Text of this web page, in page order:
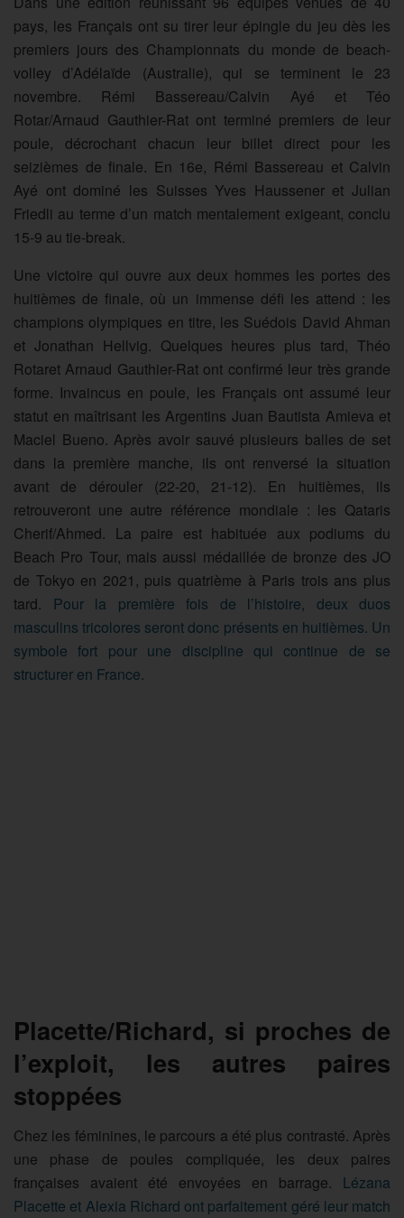
pays, les Français ont su tirer leur épingle du jeu dès les
premiers jours des Championnats du monde de beach-
volley d’Adélaïde (Australie), qui se terminent le 23
novembre. Rémi Bassereau/Calvin Ayé et Téo
Rotar/Arnaud Gauthier-Rat ont terminé premiers de leur
poule, décrochant chacun leur billet direct pour les
seizièmes de finale. En 16e, Rémi Bassereau et Calvin
Ayé ont dominé les Suisses Yves Haussener et Julian
Friedli au terme d’un match mentalement exigeant, conclu
15-9 au tie-break.
Une victoire qui ouvre aux deux hommes les portes des
huitièmes de finale, où un immense défi les attend : les
champions olympiques en titre, les Suédois David Ahman
et Jonathan Hellvig. Quelques heures plus tard, Théo
Rotaret Arnaud Gauthier-Rat ont confirmé leur très grande
forme. Invaincus en poule, les Français ont assumé leur
statut en maîtrisant les Argentins Juan Bautista Amieva et
Maciel Bueno. Après avoir sauvé plusieurs balles de set
dans la première manche, ils ont renversé la situation
avant de dérouler (22-20, 21-12). En huitièmes, ils
retrouveront une autre référence mondiale : les Qataris
Cherif/Ahmed. La paire est habituée aux podiums du
Beach Pro Tour, mais aussi médaillée de bronze des JO
de Tokyo en 2021, puis quatrième à Paris trois ans plus
tard. Pour la première fois de l’histoire, deux duos
masculins tricolores seront donc présents en huitièmes. Un
symbole fort pour une discipline qui continue de se
structurer en France.
Placette/Richard, si proches de
l’exploit, les autres paires
stoppées
Chez les féminines, le parcours a été plus contrasté. Après
une phase de poules compliquée, les deux paires
françaises avaient été envoyées en barrage. Lézana
Placette et Alexia Richard ont parfaitement géré leur match